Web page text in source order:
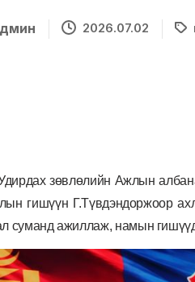
2026.07.02
зөвлөлийн Ажлын
гишүүн Г.Түвдэндоржоор
суманд ажиллаж, намын